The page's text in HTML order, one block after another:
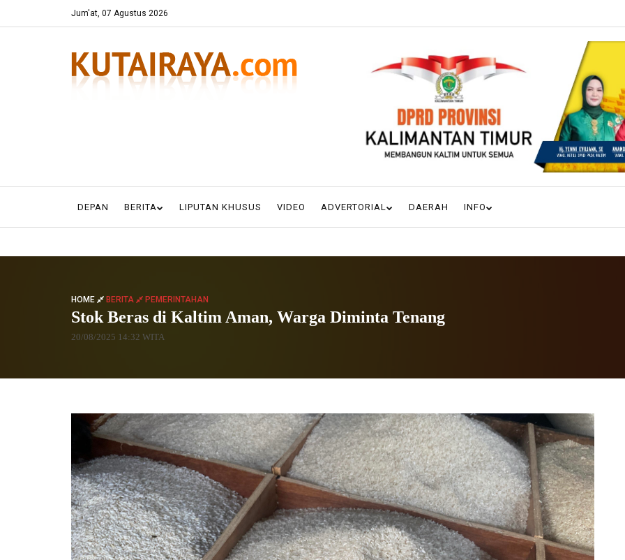
Jum'at, 07 Agustus 2026
DEPAN BERITA LIPUTAN KHUSUS VIDEO ADVERTORIAL DAERAH INFO
HOME BERITA PEMERINTAHAN
Stok Beras di Kaltim Aman, Warga Diminta Tenang
20/08/2025 14:32 WITA